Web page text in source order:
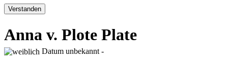
Verstanden
Anna v. Plote Plate
Datum unbekannt -